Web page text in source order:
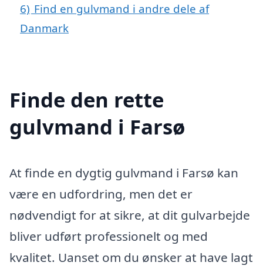
6) Find en gulvmand i andre dele af
Danmark
Finde den rette
gulvmand i Farsø
At finde en dygtig gulvmand i Farsø kan
være en udfordring, men det er
nødvendigt for at sikre, at dit gulvarbejde
bliver udført professionelt og med
kvalitet. Uanset om du ønsker at have lagt